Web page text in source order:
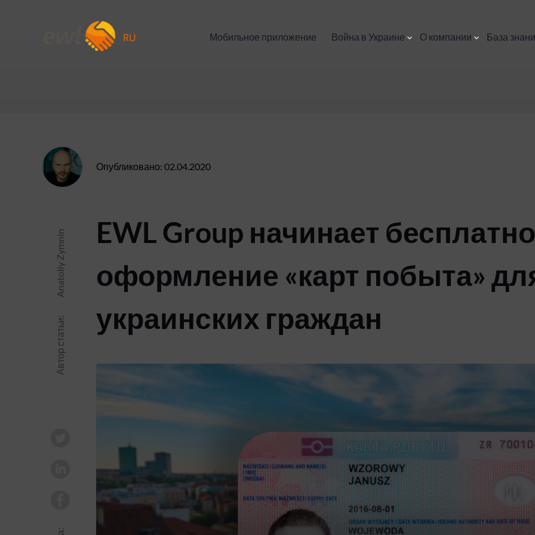
RU
Мобильное приложение Война в Украине О компании База
Опубликовано: 02.04.2020
Автор статьи:
Anatoliy Zymnin
EWL Group начинает
оформление «карт побыта»
украинских граждан